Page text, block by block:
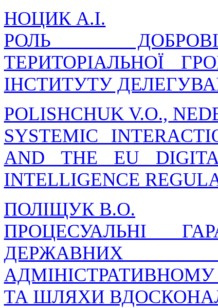
НОЦИК А.І.
РОЛЬ
ТЕРИТОРІАЛЬНОЇ
ІНСТИТУТУ
POLISHCHUK V.O.,
SYSTEMIC
AND THE EU
INTELLIGENCE
ПОЛІЩУК В.О.
ПРОЦЕСУАЛЬНІ
ДЕРЖАВНИХ
ТА ШЛЯХИ